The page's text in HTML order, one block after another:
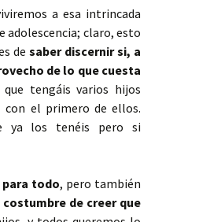
a esa intrincada
adolescencia; claro, esto
de saber discernir si, a
de lo que cuesta
que tengáis varios hijos
con el primero de ellos.
ya los tenéis pero si
para todo, pero también
costumbre de creer que